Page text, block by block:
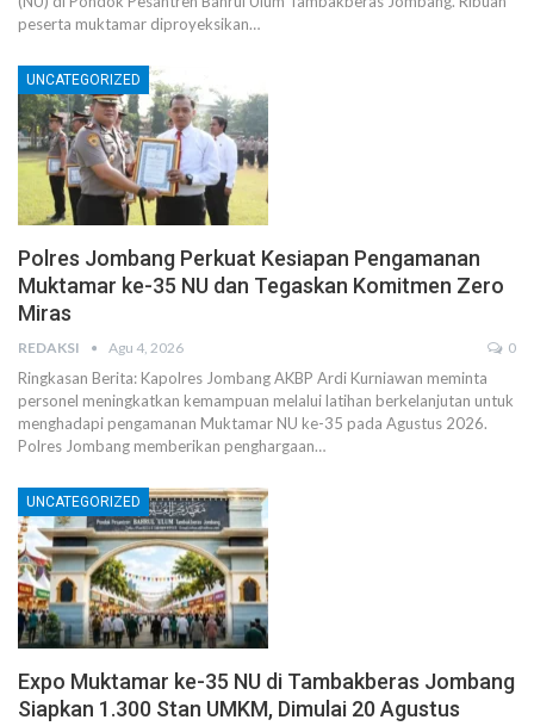
peserta muktamar diproyeksikan…
UNCATEGORIZED
Polres Jombang Perkuat Kesiapan Pengamanan
Muktamar ke-35 NU dan Tegaskan Komitmen Zero
Miras
REDAKSI Agu 4, 2026 0
Ringkasan Berita: Kapolres Jombang AKBP Ardi Kurniawan meminta
personel meningkatkan kemampuan melalui latihan berkelanjutan untuk
menghadapi pengamanan Muktamar NU ke-35 pada Agustus 2026.
Polres Jombang memberikan penghargaan…
UNCATEGORIZED
Expo Muktamar ke-35 NU di Tambakberas Jombang
Siapkan 1.300 Stan UMKM, Dimulai 20 Agustus